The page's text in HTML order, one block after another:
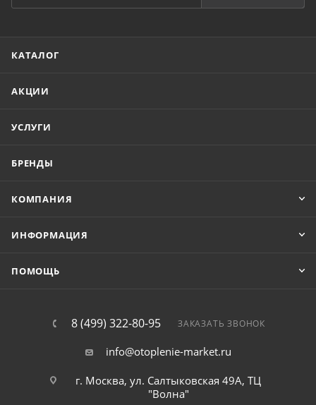
КАТАЛОГ
АКЦИИ
УСЛУГИ
БРЕНДЫ
КОМПАНИЯ
ИНФОРМАЦИЯ
ПОМОЩЬ
8 (499) 322-80-95 ЗАКАЗАТЬ ЗВОНОК
info@otoplenie-market.ru
г. Москва, ул. Салтыковская 49А, ТЦ
"Волна"